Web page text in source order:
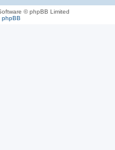
© phpBB Limited
phpBB